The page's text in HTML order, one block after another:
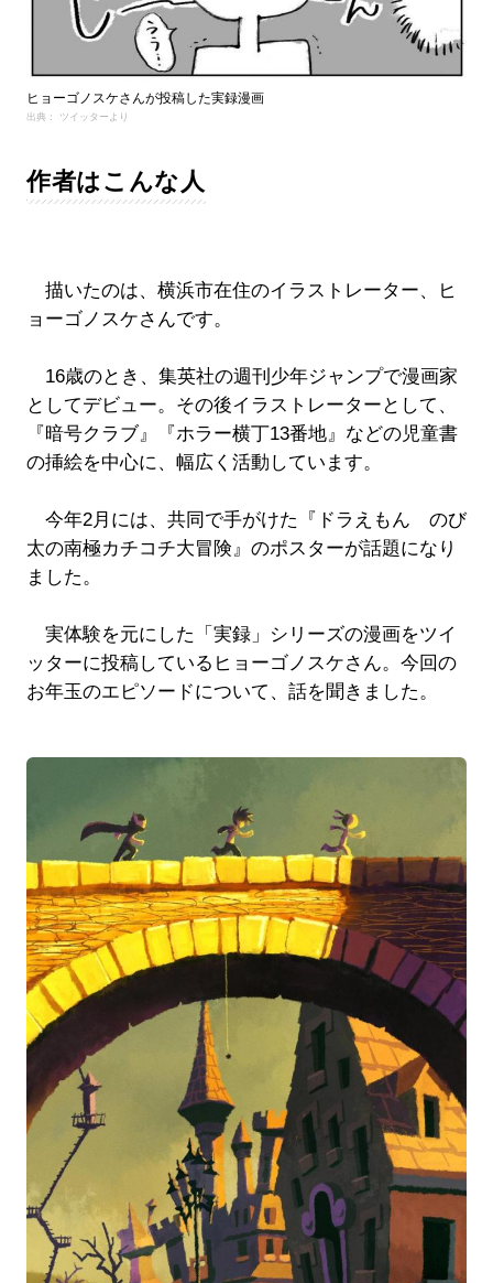
ヒョーゴノスケさんが投稿した実録漫画
出典： ツイッターより
作者はこんな人
描いたのは、横浜市在住のイラストレーター、ヒ
ョーゴノスケさんです。
16歳のとき、集英社の週刊少年ジャンプで漫画家
としてデビュー。その後イラストレーターとして、
『暗号クラブ』『ホラー横丁13番地』などの児童書
の挿絵を中心に、幅広く活動しています。
今年2月には、共同で手がけた『ドラえもん のび
太の南極カチコチ大冒険』のポスターが話題になり
ました。
実体験を元にした「実録」シリーズの漫画をツイ
ッターに投稿しているヒョーゴノスケさん。今回の
お年玉のエピソードについて、話を聞きました。